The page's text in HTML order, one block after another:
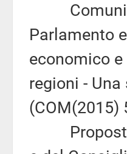
Parlamento
economico
regioni -
(COM(2015)
Proposta